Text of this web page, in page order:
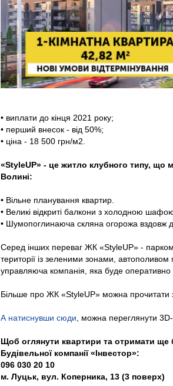
• виплати до кінця 2021 року;
• перший внесок - від 50%;
• ціна - 18 500 грн/м2.
«StyleUP» - це житло клубного типу, що
Волині:
• Вільне планування квартир.
• Великі відкриті балкони з холодною
• Шумопоглинаюча скляна огорожа вздовж
Серед інших переваг ЖК «StyleUP» -
території із зеленими зонами,
управляюча компанія, яка буде оперативно
Більше про ЖК «StyleUP» можна прочитати
А натиснувши сюди , можна переглянути
Щоб оглянути квартири та отримати ще
Будівельної компанії «Інвестор»:
096 030 20 10
м. Луцьк, вул. Коперника, 13 (3 поверх)